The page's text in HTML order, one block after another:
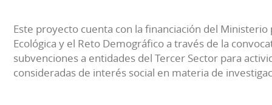
Este proyecto cuenta con la financiación del Ministerio
Ecológica y el Reto Demográfico a través de la
subvenciones a entidades del Tercer Sector para
consideradas de interés social en materia de